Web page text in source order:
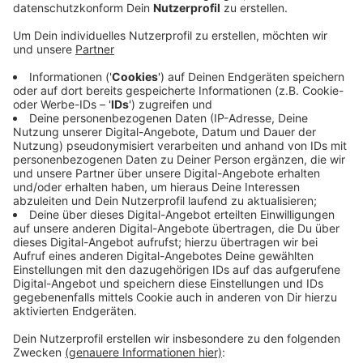
Veröffentlicht:Dienstag, 24.06.2025 14:09
Die Stadt habe sich intensiv mit dem Schadensbild
befasst und überlegt, was möglicherweise erhalten
werden kann. Im Video zeigt Schultz das Hochdahler
Gymnasium, das zu etwa 60 Prozent abgerissen und
neu gebaut werden müsse. Rund 30 Prozent der
Fläche müsse auf den Rohbau zurückgebaut und
saniert werden. Ungefähr zehn Prozent des Gebäudes
sei von dem Brand weitgehend verschont geblieben.
Vor einigen Tagen hatte Bürgermeister Schultz
geschätzt, dass der Neubau des Schulzentrums
insgesamt über 90 Millionen Euro kosten wird.
Anzeige